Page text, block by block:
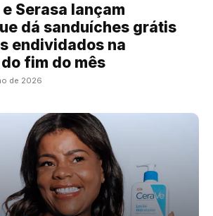
Serasa lançam
dá sanduíches grátis
endividados na
fim do mês
de 2026